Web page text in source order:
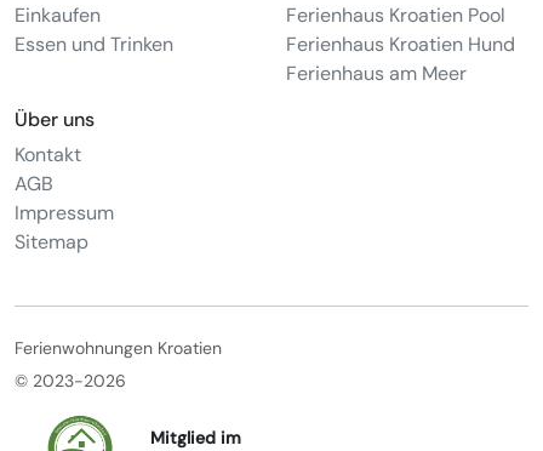
Einkaufen
Essen und Trinken
Ferienhaus Kroatien Pool
Ferienhaus Kroatien Hund
Ferienhaus am Meer
Über uns
Kontakt
AGB
Impressum
Sitemap
Ferienwohnungen Kroatien
© 2023-2026
Mitglied im